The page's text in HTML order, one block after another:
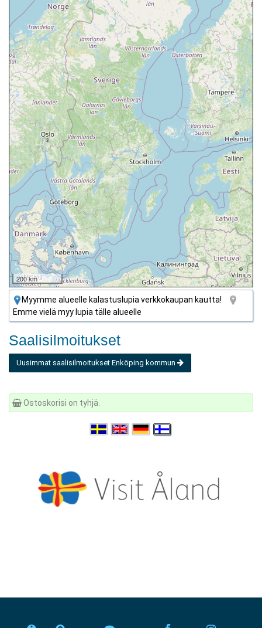
200 km
Myymme alueelle kalastuslupia verkkokaupan kautta!
Emme vielä myy lupia tälle alueelle
Saalisilmoitukset
Uusimmat saalisilmoitukset Enköping kommun
Ostoskorisi on tyhjä.